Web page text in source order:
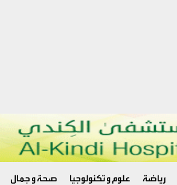
رياضة علوم و تكنولوجيا صحة و جمال